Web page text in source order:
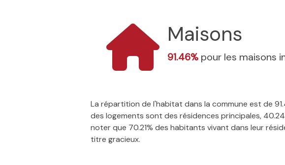
Maisons
91.46% pour les maisons
La répartition de l'habitat dans la commune est de
des logements sont des résidences principales,
noter que 70.21% des habitants vivant dans leur
titre gracieux.